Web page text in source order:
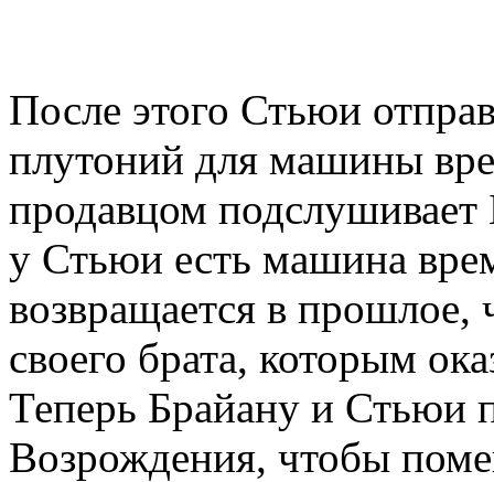
После этого Стьюи
плутоний для машины
продавцом подслушивает
у Стьюи есть машина
возвращается в прошлое,
своего брата, которым
Теперь Брайану и Стьюи
Возрождения, чтобы